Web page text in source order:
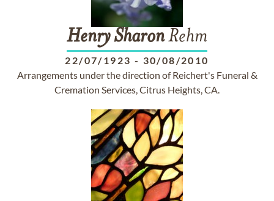
HenrySharonRehm
22/07/1923 - 30/08/2010
Arrangements under the direction of Reichert's Funeral &
Cremation Services, Citrus Heights, CA.